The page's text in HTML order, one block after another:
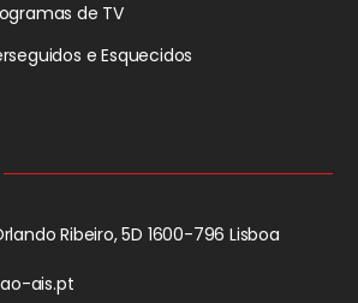
de TV
e Esquecidos
Ribeiro, 5D 1600-796 Lisboa
ais.pt